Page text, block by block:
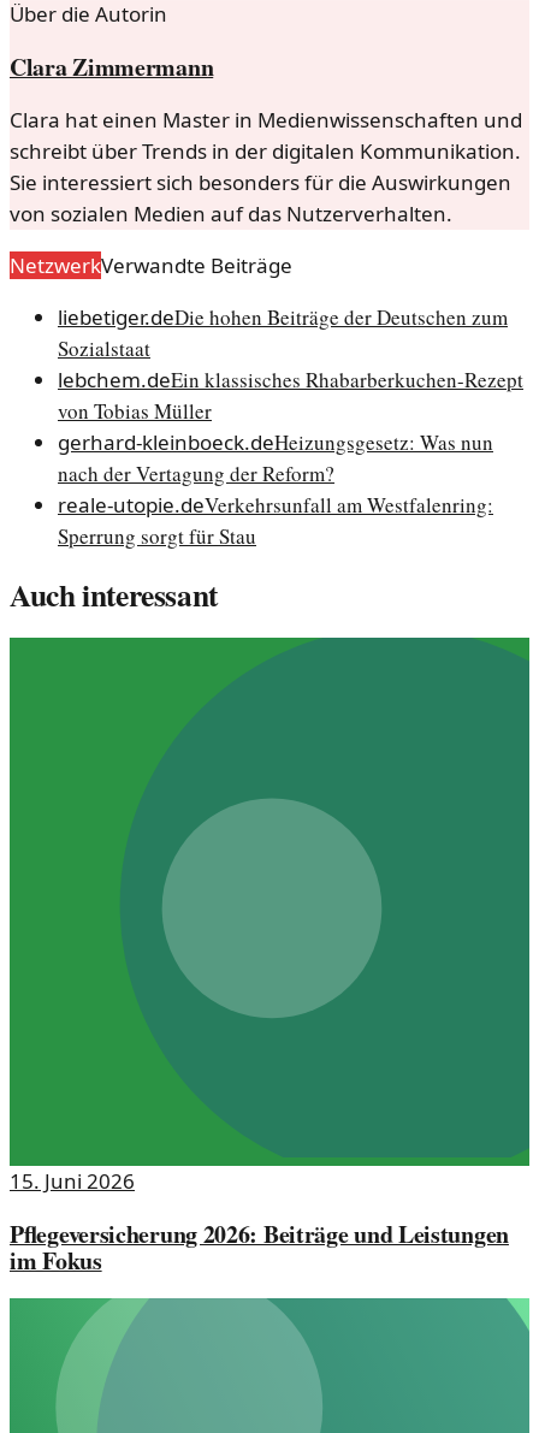
Über die Autorin
Clara Zimmermann
Clara hat einen Master in Medienwissenschaften und
schreibt über Trends in der digitalen Kommunikation.
Sie interessiert sich besonders für die Auswirkungen
von sozialen Medien auf das Nutzerverhalten.
NetzwerkVerwandte Beiträge
liebetiger.deDie hohen Beiträge der Deutschen zum
Sozialstaat
lebchem.deEin klassisches Rhabarberkuchen-Rezept
von Tobias Müller
gerhard-kleinboeck.deHeizungsgesetz: Was nun
nach der Vertagung der Reform?
reale-utopie.deVerkehrsunfall am Westfalenring:
Sperrung sorgt für Stau
Auch interessant
15. Juni 2026
Pflegeversicherung 2026: Beiträge und Leistungen
im Fokus